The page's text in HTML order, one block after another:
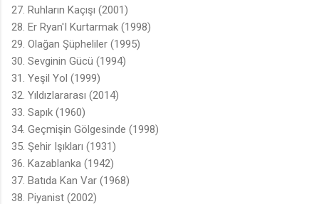
27. Ruhların Kaçışı (2001)
28. Er Ryan'I Kurtarmak (1998)
29. Olağan Şüpheliler (1995)
30. Sevginin Gücü (1994)
31. Yeşil Yol (1999)
32. Yıldızlararası (2014)
33. Sapık (1960)
34. Geçmişin Gölgesinde (1998)
35. Şehir Işıkları (1931)
36. Kazablanka (1942)
37. Batıda Kan Var (1968)
38. Piyanist (2002)